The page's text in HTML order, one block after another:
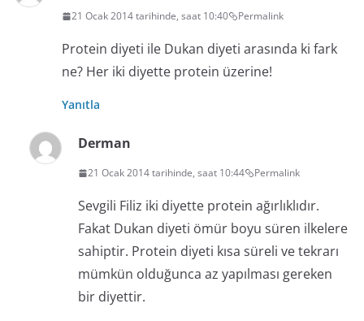
21 Ocak 2014 tarihinde, saat 10:40 Permalink
Protein diyeti ile Dukan diyeti arasında ki fark
ne? Her iki diyette protein üzerine!
Yanıtla
Derman
21 Ocak 2014 tarihinde, saat 10:44 Permalink
Sevgili Filiz iki diyette protein ağırlıklıdır.
Fakat Dukan diyeti ömür boyu süren ilkelere
sahiptir. Protein diyeti kısa süreli ve tekrarı
mümkün olduğunca az yapılması gereken
bir diyettir.